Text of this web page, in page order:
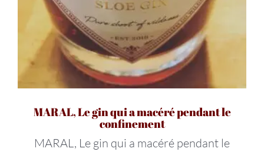
MARAL, Le gin qui a macéré pendant le
confinement
MARAL, Le gin qui a macéré pendant le